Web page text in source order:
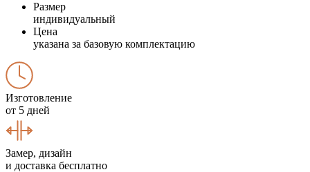
Размер
индивидуальный
Цена
указана за базовую комплектацию
Изготовление
от 5 дней
Замер, дизайн
и доставка бесплатно